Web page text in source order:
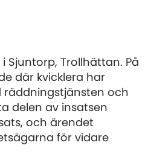
Sjuntorp, Trollhättan. På
där kvicklera har
räddningstjänsten och
delen av insatsen
och ärendet
för vidare